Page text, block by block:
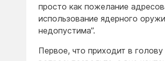
просто как пожелание
использование ядерного
недопустима”.
Первое, что приходит в